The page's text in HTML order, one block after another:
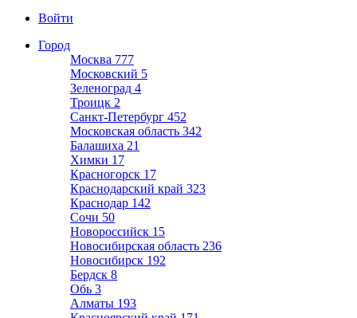
Войти
Город
Москва 777
Московский 5
Зеленоград 4
Троицк 2
Санкт-Петербург 452
Московская область 342
Балашиха 21
Химки 17
Красногорск 17
Краснодарский край 323
Краснодар 142
Сочи 50
Новороссийск 15
Новосибирская область 236
Новосибирск 192
Бердск 8
Обь 3
Алматы 193